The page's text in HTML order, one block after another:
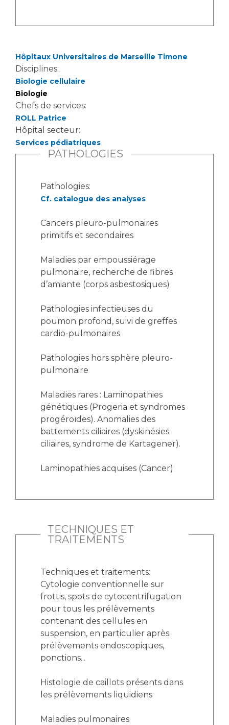
Hôpitaux Universitaires de Marseille Timone
Disciplines:
Biologie cellulaire
Biologie
Chefs de services:
ROLL Patrice
Hôpital secteur:
Services pédiatriques
PATHOLOGIES
Pathologies:
Cf. catalogue des analyses
Cancers pleuro-pulmonaires
primitifs et secondaires
Maladies par empoussiérage
pulmonaire, recherche de fibres
d’amiante (corps asbestosiques)
Pathologies infectieuses du
poumon profond, suivi de greffes
cardio-pulmonaires
Pathologies hors sphère pleuro-
pulmonaire
Maladies rares : Laminopathies
génétiques (Progeria et syndromes
progéroïdes). Anomalies des
battements ciliaires (dyskinésies
ciliaires, syndrome de Kartagener).
Laminopathies acquises (Cancer)
TECHNIQUES ET
TRAITEMENTS
Techniques et traitements:
Cytologie conventionnelle sur
frottis, spots de cytocentrifugation
pour tous les prélèvements
contenant des cellules en
suspension, en particulier après
prélèvements endoscopiques,
ponctions...
Histologie de caillots présents dans
les prélèvements liquidiens
Maladies pulmonaires